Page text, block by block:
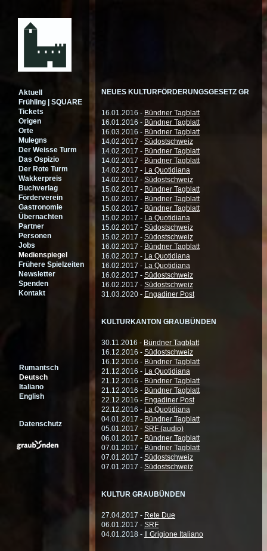
Aktuell
Frühling | SQUARE
Tickets
Origen
Orte
Mulegns
Der Weisse Turm
Das Ospizio
Der Rote Turm
Wakkerpreis
Buchverlag
Förderverein
Gastronomie
Übernachten
Partner
Personen
Jobs
Medienspiegel
Frühere Spielzeiten
Newsletter
Spenden
Kontakt
Rumantsch
Deutsch
Italiano
English
Datenschutz
NEUES KULTURFÖRDERUNGSGESETZ GR
16.01.2016 - Bündner Tagblatt
16.01.2016 - Bündner Tagblatt
16.03.2016 - Bündner Tagblatt
14.02.2017 - Südostschweiz
14.02.2017 - Bündner Tagblatt
14.02.2017 - Bündner Tagblatt
14.02.2017 - La Quotidiana
14.02.2017 - Südostschweiz
15.02.2017 - Bündner Tagblatt
15.02.2017 - Bündner Tagblatt
15.02.2017 - Bündner Tagblatt
15.02.2017 - La Quotidiana
15.02.2017 - Südostschweiz
15.02.2017 - Südostschweiz
16.02.2017 - Bündner Tagblatt
16.02.2017 - La Quotidiana
16.02.2017 - La Quotidiana
16.02.2017 - Südostschweiz
16.02.2017 - Südostschweiz
31.03.2020 - Engadiner Post
KULTURKANTON GRAUBÜNDEN
30.11.2016 - Bündner Tagblatt
16.12.2016 - Südostschweiz
16.12.2016 - Bündner Tagblatt
21.12.2016 - La Quotidiana
21.12.2016 - Bündner Tagblatt
21.12.2016 - Bündner Tagblatt
22.12.2016 - Engadiner Post
22.12.2016 - La Quotidiana
04.01.2017 - Bündner Tagblatt
05.01.2017 - SRF (audio)
06.01.2017 - Bündner Tagblatt
07.01.2017 - Bündner Tagblatt
07.01.2017 - Südostschweiz
07.01.2017 - Südostschweiz
KULTUR GRAUBÜNDEN
27.04.2017 - Rete Due
06.01.2017 - SRF
04.01.2018 -
Il Grigione Italiano